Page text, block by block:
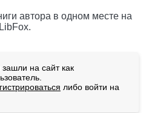
автора в одном месте на
на сайт как
либо войти на